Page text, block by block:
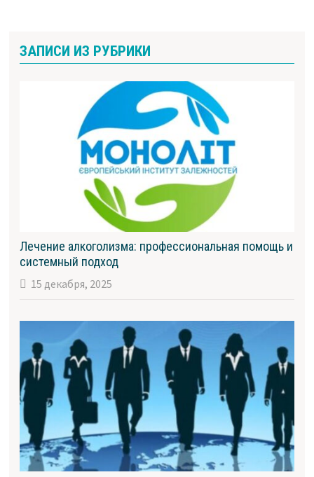
ЗАПИСИ ИЗ РУБРИКИ
Лечение алкоголизма: профессиональная помощь и
системный подход
15 декабря, 2025